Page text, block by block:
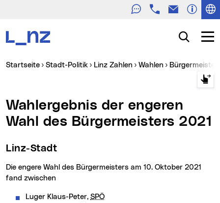
TelefonE-Mail
Suche
Sie sind hier:
Startseite Stadt-Politik Linz Zahlen Wahlen
Wahlergebnis der engeren
Wahl des Bürgermeisters 2021
Linz-Stadt
Die engere Wahl des Bürgermeisters am 10. Oktober 2021
fand zwischen
Luger Klaus-Peter, SPÖ